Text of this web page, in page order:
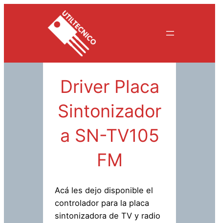
Driver Placa
Sintonizador
a SN-TV105
FM
Acá les dejo disponible el
controlador para la placa
sintonizadora de TV y radio